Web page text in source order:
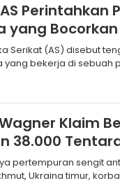
Perintahkan
yang
Serikat (AS) disebut
bekerja di sebuah
yang diduga
rahasia ke pihak asing.
Klaim
38.000
pertempuran sengit
Ukraina timur,